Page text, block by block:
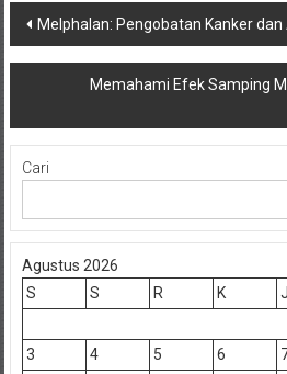
Navigasi
pos
Melphalan: Pengobatan Kanker
Memahami Efek Samping
Cari
Agustus 2026
S
S R K J
3
4 5 6